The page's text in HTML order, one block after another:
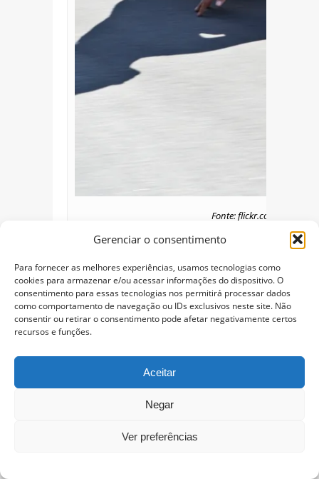
Gerenciar o consentimento
Para fornecer as melhores experiências, usamos tecnologias como
cookies para armazenar e/ou acessar informações do dispositivo. O
consentimento para essas tecnologias nos permitirá processar dados
como comportamento de navegação ou IDs exclusivos neste site. Não
consentir ou retirar o consentimento pode afetar negativamente certos
recursos e funções.
Aceitar
Negar
Ver preferências
Fonte: flickr.com/photos/